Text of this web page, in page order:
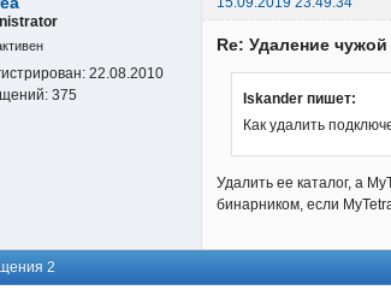
22.08.2010
375
Re: Удаление
Iskander пишет:
Как удалить
Удалить ее каталог, а
бинарником, если
2